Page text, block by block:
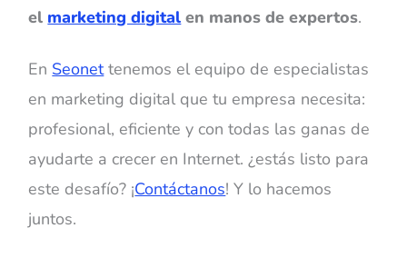
el marketing digital en manos de expertos.
En Seonettenemos el equipo de especialistas
en marketing digital que tu empresa necesita:
profesional, eficiente y con todas las ganas de
ayudarte a crecer en Internet. ¿estás listo para
este desafío? ¡Contáctanos! Y lo hacemos
juntos.